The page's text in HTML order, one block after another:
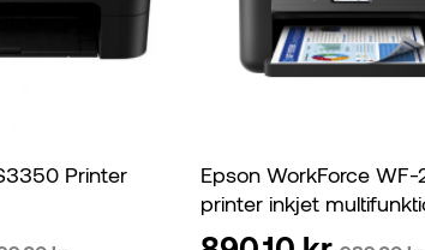
Printer
Epson WorkForce
printer inkjet